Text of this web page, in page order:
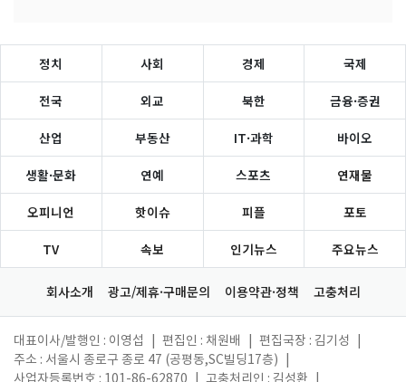
정치 사회 경제 국제
전국 외교 북한 금융·증권
산업 부동산 IT·과학 바이오
생활·문화 연예 스포츠 연재물
오피니언 핫이슈 피플 포토
TV 속보 인기뉴스 주요뉴스
회사소개 광고/제휴·구매문의 이용약관·정책 고충처리
대표이사/발행인 : 이영섭 편집인 : 채원배 편집국장 : 김기성
주소 : 서울시 종로구 종로 47 (공평동,SC빌딩17층)
사업자등록번호 : 101-86-62870
고충처리인 : 김성환